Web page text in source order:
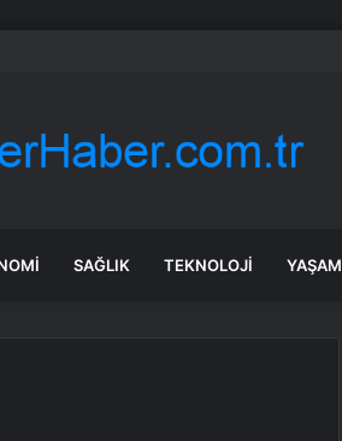
kadın savcının evinde ölü bulundu!
SAĞLIK TEKNOLOJI YAŞAM